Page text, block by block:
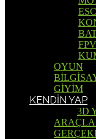
ESC
FPV
OYUN
GİYİM
KENDİN YAP
3D